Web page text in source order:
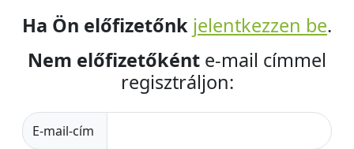
Ha Ön előfizetőnk jelentkezzen be.
Nem előfizetőként e-mail címmel
regisztráljon:
E-mail-cím